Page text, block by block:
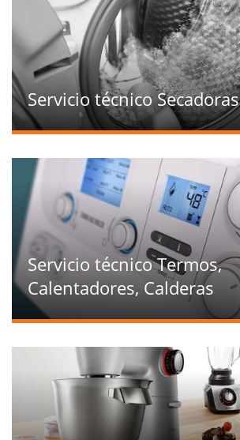
Servicio técnico Secadoras
Servicio técnico Termos,
Calentadores, Calderas